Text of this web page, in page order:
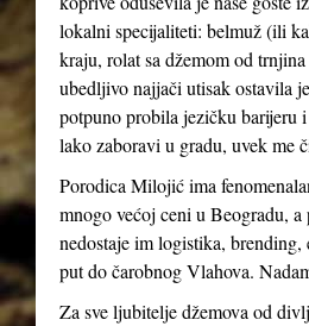
lokalni specijaliteti: belmuž (ili
kraju, rolat sa džemom od
ubedljivo najjači utisak ostavila
potpuno probila jezičku barijeru
lako zaboravi u gradu, uvek me
Porodica Milojić ima
mnogo većoj ceni u Beogradu,
nedostaje im logistika,
put do čarobnog Vlahova.
Za sve ljubitelje džemova od